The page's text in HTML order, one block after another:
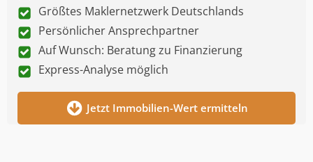
Größtes Maklernetzwerk Deutschlands
Persönlicher Ansprechpartner
Auf Wunsch: Beratung zu Finanzierung
Express-Analyse möglich
Jetzt Immobilien-Wert ermitteln